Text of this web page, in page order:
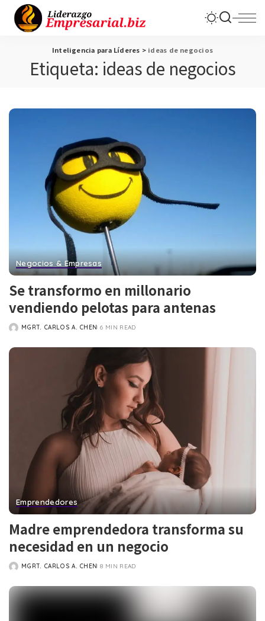
Inteligencia para Líderes > ideas de negocios
Etiqueta: ideas de negocios
Negocios & Empresas
Se transformo en millonario
vendiendo pelotas para antenas
POSTED
MGRT. CARLOS A. CHEN 6 MIN READ
Emprendedores
Madre emprendedora transforma su
necesidad en un negocio
POSTED
MGRT. CARLOS A. CHEN 8 MIN READ